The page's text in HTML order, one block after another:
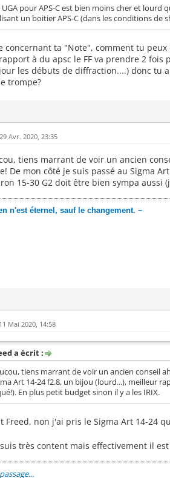
UGA pour APS-C est bien moins cher et
un boitier APS-C (dans les conditions de
concernant ta "Note", comment tu
à du apsc le FF va prendre 2
les débuts de diffraction....) donc tu
trompe?
Avr. 2020, 23:35
tiens marrant de voir un ancien
De mon côté je suis passé au Sigma
15-30 G2 doit être bien sympa aussi
n'est éternel, sauf le changement. ~
Mai 2020, 14:58
a écrit :
tiens marrant de voir un ancien conseil
Art 14-24 f2.8, un bijou (lourd...), meilleur
En plus petit budget sinon il y a les IRIX.
Freed, non j'ai pris le Sigma Art 14-24
suis très content mais effectivement il